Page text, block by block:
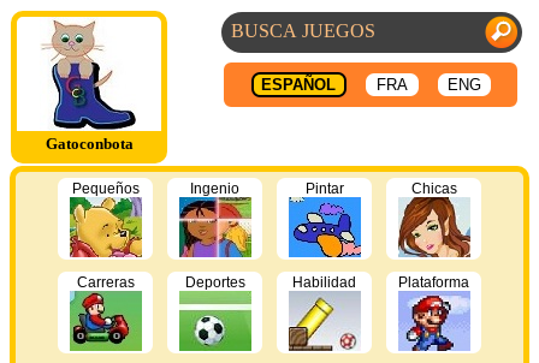
Gatoconbota
ESPAÑOL FRA ENG
Pequeños Ingenio Pintar Chicas
Carreras Deportes Habilidad Plataforma